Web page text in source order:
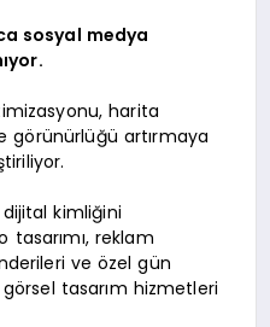
sosyal medya
harita
artırmaya
kimliğini
reklam
ve özel gün
tasarım hizmetleri